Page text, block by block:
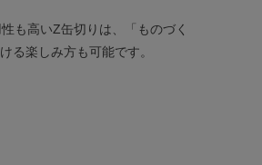
も高いZ缶切りは、「ものづく
る楽しみ方も可能です。